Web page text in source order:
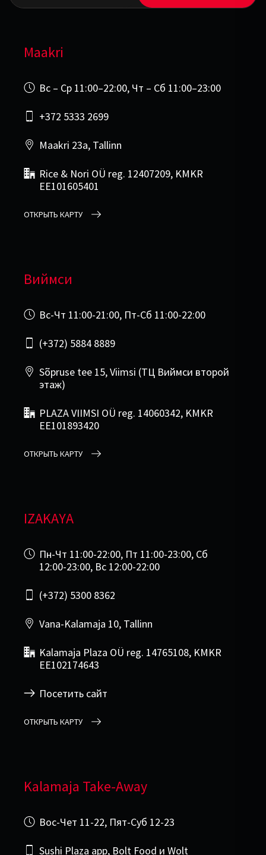
Maakri
Вс – Ср 11:00–22:00, Чт – Сб 11:00–23:00
+372 5333 2699
Maakri 23a, Tallinn
Rice & Nori OÜ reg. 12407209, KMKR
EE101605401
ОТКРЫТЬ КАРТУ
Виймси
Вс-Чт 11:00-21:00, Пт-Сб 11:00-22:00
(+372) 5884 8889
Sõpruse tee 15, Viimsi (ТЦ Виймси второй
этаж)
PLAZA VIIMSI OÜ reg. 14060342, KMKR
EE101893420
ОТКРЫТЬ КАРТУ
IZAKAYA
Пн-Чт 11:00-22:00, Пт 11:00-23:00, Сб
12:00-23:00, Вс 12:00-22:00
(+372) 5300 8362
Vana-Kalamaja 10, Tallinn
Kalamaja Plaza OÜ reg. 14765108, KMKR
EE102174643
Посетить сайт
ОТКРЫТЬ КАРТУ
Kalamaja Take-Away
Вос-Чет 11-22, Пят-Суб 12-23
Sushi Plaza app, Bolt Food и Wolt